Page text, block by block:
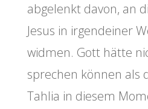
abgelenkt davon, an
Jesus in irgendeiner
widmen. Gott hätte
sprechen können als
Tahlia in diesem